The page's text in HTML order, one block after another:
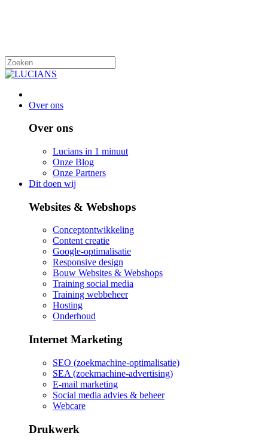
Over ons
Over ons
Lucians in 1 minuut
Onze Blog
Onze Partners
Dit doen wij
Websites & Webshops
Conceptontwikkeling
Content creatie
Google-optimalisatie
Responsive design
Bouw Websites & Webshops
Training social media
Training webbeheer
Hosting
Onderhoud
Internet Marketing
SEO (zoekmachine-optimalisatie)
SEA (zoekmachine-advertising)
E-mail marketing
Social media advies & beheer
Webcare
Drukwerk